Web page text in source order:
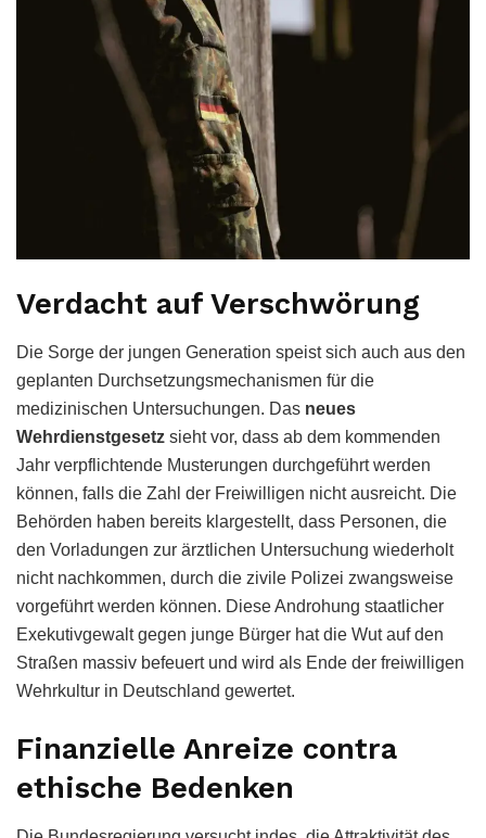
Verdacht auf Verschwörung
Die Sorge der jungen Generation speist sich auch aus den
geplanten Durchsetzungsmechanismen für die
medizinischen Untersuchungen. Das neues
Wehrdienstgesetz sieht vor, dass ab dem kommenden
Jahr verpflichtende Musterungen durchgeführt werden
können, falls die Zahl der Freiwilligen nicht ausreicht. Die
Behörden haben bereits klargestellt, dass Personen, die
den Vorladungen zur ärztlichen Untersuchung wiederholt
nicht nachkommen, durch die zivile Polizei zwangsweise
vorgeführt werden können. Diese Androhung staatlicher
Exekutivgewalt gegen junge Bürger hat die Wut auf den
Straßen massiv befeuert und wird als Ende der freiwilligen
Wehrkultur in Deutschland gewertet.
Finanzielle Anreize contra
ethische Bedenken